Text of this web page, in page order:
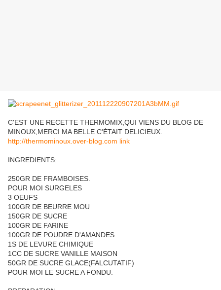
C'EST UNE RECETTE THERMOMIX,QUI VIENS DU BLOG DE
MINOUX,MERCI MA BELLE C'ÉTAIT DELICIEUX.
http://thermominoux.over-blog.com link
INGREDIENTS:
250GR DE FRAMBOISES.
POUR MOI SURGELES
3 OEUFS
100GR DE BEURRE MOU
150GR DE SUCRE
100GR DE FARINE
100GR DE POUDRE D'AMANDES
1S DE LEVURE CHIMIQUE
1CC DE SUCRE VANILLE MAISON
50GR DE SUCRE GLACE(FALCUTATIF)
POUR MOI LE SUCRE A FONDU.